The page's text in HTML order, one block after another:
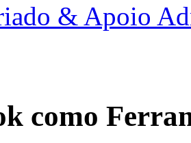
& Apoio
como